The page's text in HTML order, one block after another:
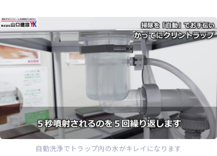
自動洗浄でトラップ内の水がキレイになります